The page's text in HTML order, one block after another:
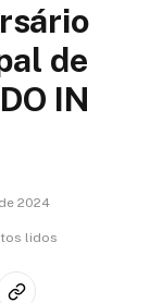
de
IN
2024
lidos